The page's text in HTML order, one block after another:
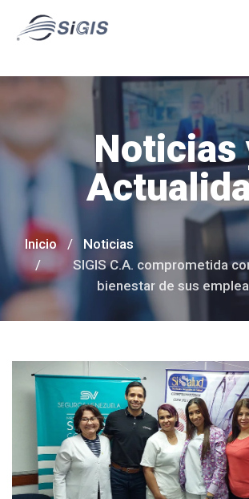
Noticias
Inicio
Noticias
SIGIS C.A. comprometida
bienestar de sus